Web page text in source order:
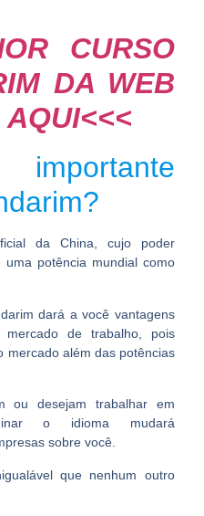
CURSO
DA WEB
da China, cujo poder
potência mundial como
dará a você vantagens
de trabalho, pois
mercado além das potências
ou desejam trabalhar em
o idioma mudará
sobre você.
que nenhum outro